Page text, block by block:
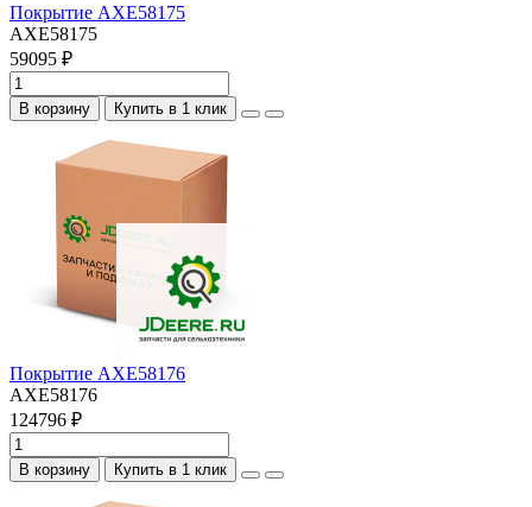
Покрытие AXE58175
AXE58175
59095 ₽
В корзину Купить в 1 клик
Покрытие AXE58176
AXE58176
124796 ₽
В корзину Купить в 1 клик